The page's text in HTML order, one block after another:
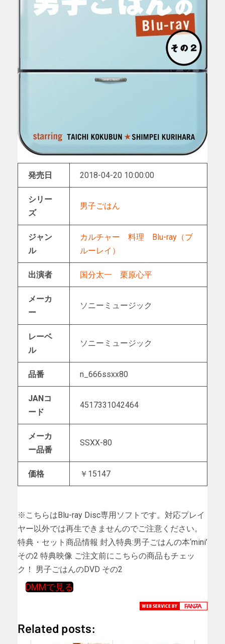
発売日 2018-04-20 10:00:00
シリー
ズ
男子ごはん
ジャン
ル
カルチャー 料理
Blu-ray（ブ
ルーレイ）
出演者 国分太一 栗原心平
メーカ
ー
ソニーミュージック
レーベ
ル
ソニーミュージック
品番 n_666ssxx80
JANコ
ード
4517331042464
メーカ
ー品番
SSXX-80
価格 ￥15147
※こちらはBlu-ray Disc専用ソフトです。対応プレイ
ヤー以外では再生できませんのでご注意ください。
特典・セット商品情報 封入特典:男子ごはんの本‘mini’
その2 特典映像 ご注文前にこちらの商品もチェッ
ク！ 男子ごはんのDVD その2
DMMで見る
Related posts: